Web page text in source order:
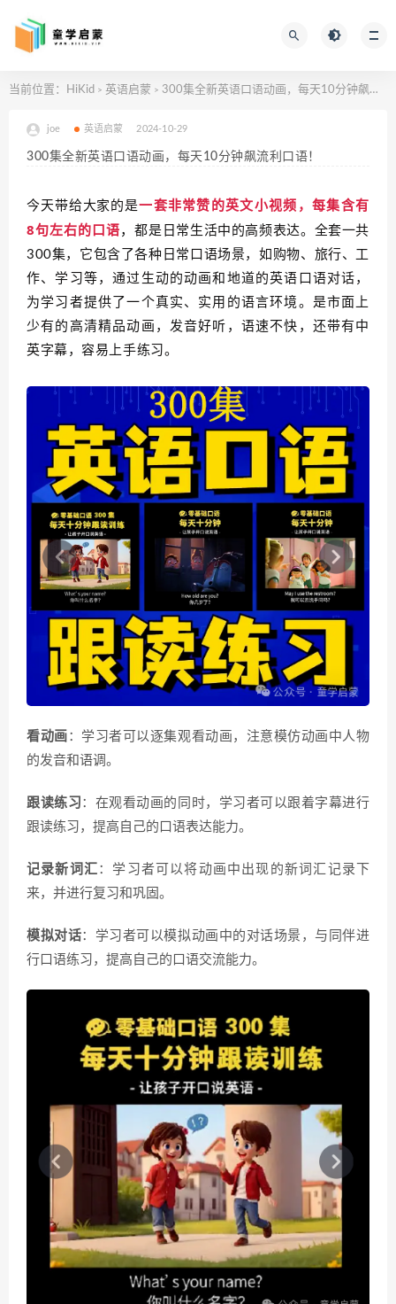
当前位置： HiKid > 英语启蒙 > 300集全新英语口语动画，每天10分钟飙流利口语！
joe 英语启蒙 2024-10-29
300集全新英语口语动画，每天10分钟飙流利口语！
今天带给大家的是一套非常赞的英文小视频，每集含有
8句左右的口语，都是日常生活中的高频表达。全套一共
300集，它包含了各种日常口语场景，如购物、旅行、工
作、学习等，通过生动的动画和地道的英语口语对话，
为学习者提供了一个真实、实用的语言环境。是市面上
少有的高清精品动画，发音好听，语速不快，还带有中
英字幕，容易上手练习。
看动画 ：学习者可以逐集观看动画，注意模仿动画中人物
的发音和语调。
跟读练习 ：在观看动画的同时，学习者可以跟着字幕进行
跟读练习，提高自己的口语表达能力。
记录新词汇 ：学习者可以将动画中出现的新词汇记录下
来，并进行复习和巩固。
模拟对话：学习者可以模拟动画中的对话场景，与同伴进
行口语练习，提高自己的口语交流能力。